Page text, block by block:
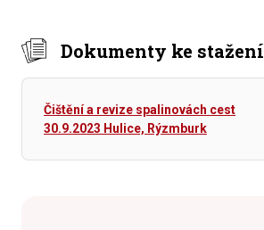
Dokumenty ke stažení
Čištění a revize spalinovách cest
30.9.2023 Hulice, Rýzmburk